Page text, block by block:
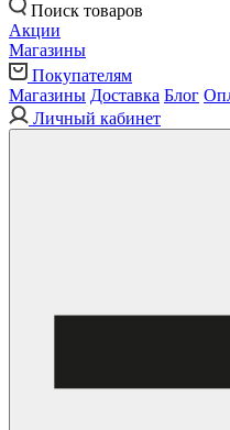
Поиск товаров
Акции
Магазины
Покупателям
Магазины Доставка Блог
Личный кабинет